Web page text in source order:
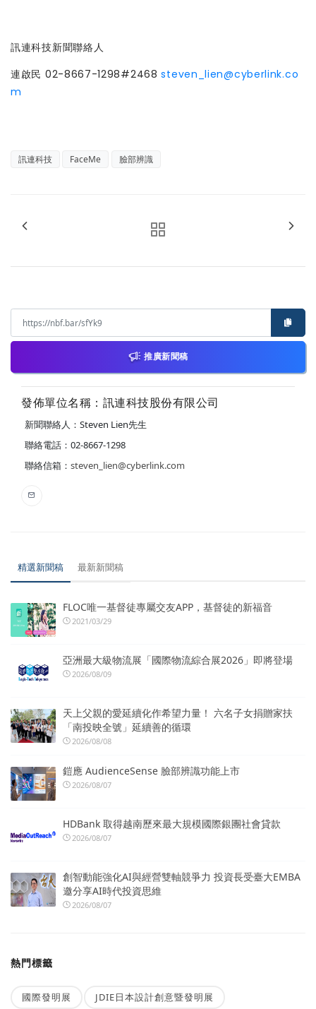
訊連科技新聞聯絡人
連啟民 02-8667-1298#2468steven_lien@cyberlink.co
m
訊連科技 FaceMe 臉部辨識
推廣新聞稿
發佈單位名稱：訊連科技股份有限公司
新聞聯絡人：Steven Lien先生
聯絡電話：02-8667-1298
聯絡信箱： steven_lien@cyberlink.com
精選新聞稿 最新新聞稿
FLOC唯一基督徒專屬交友APP，基督徒的新福音
2021/03/29
亞洲最大級物流展「國際物流綜合展2026」即將登場
2026/08/09
天上父親的愛延續化作希望力量！ 六名子女捐贈家扶
「南投映全號」延續善的循環
2026/08/08
鎧應 AudienceSense 臉部辨識功能上市
2026/08/07
HDBank 取得越南歷來最大規模國際銀團社會貸款
2026/08/07
創智動能強化AI與經營雙軸競爭力 投資長受臺大EMBA
邀分享AI時代投資思維
2026/08/07
熱門標籤
國際發明展 JDIE日本設計創意暨發明展